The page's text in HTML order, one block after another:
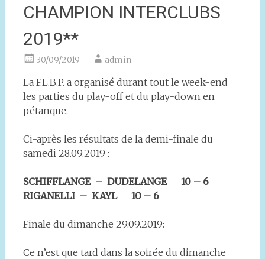
CHAMPION INTERCLUBS
2019**
30/09/2019 admin
La F.L.B.P. a organisé durant tout le week-end
les parties du play-off et du play-down en
pétanque.
Ci-après les résultats de la demi-finale du
samedi 28.09.2019 :
SCHIFFLANGE – DUDELANGE 10 – 6
RIGANELLI – KAYL 10 – 6
Finale du dimanche 29.09.2019:
Ce n’est que tard dans la soirée du dimanche